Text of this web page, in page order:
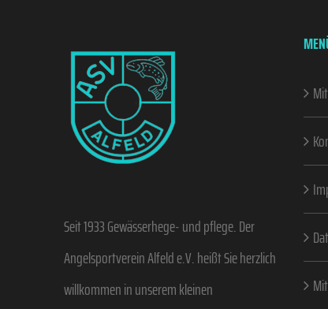
Seit 1933 Gewässerhege- und pflege. Der
Angelsportverein Alfeld e.V. heißt Sie herzlich
willkommen in unserem kleinen